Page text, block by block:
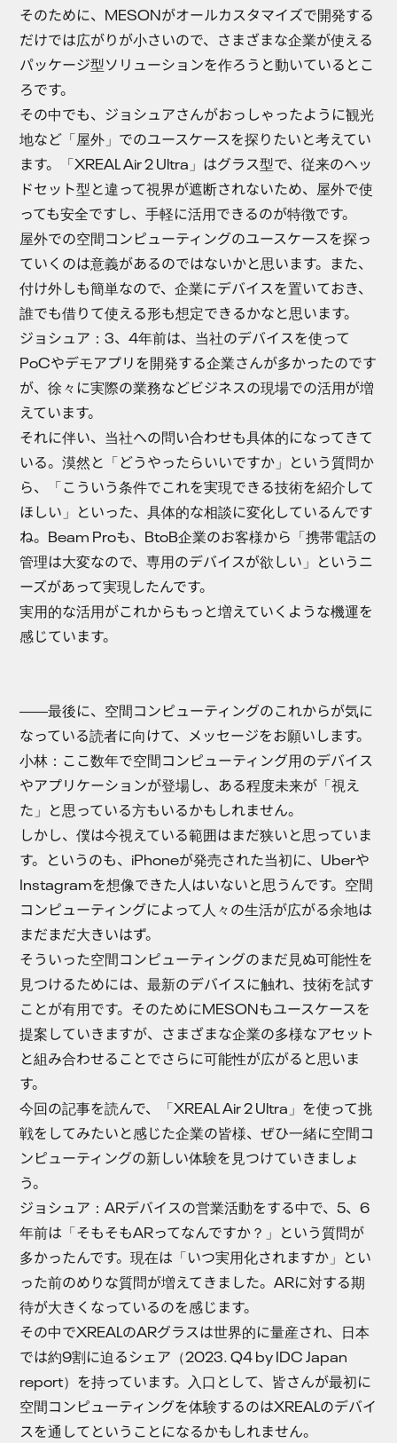
そのために、MESONがオールカスタマイズで開発する
だけでは広がりが小さいので、さまざまな企業が使える
パッケージ型ソリューションを作ろうと動いているとこ
ろです。
その中でも、ジョシュアさんがおっしゃったように観光
地など「屋外」でのユースケースを探りたいと考えてい
ます。「XREAL Air 2 Ultra」はグラス型で、従来のヘッ
ドセット型と違って視界が遮断されないため、屋外で使
っても安全ですし、手軽に活用できるのが特徴です。
屋外での空間コンピューティングのユースケースを探っ
ていくのは意義があるのではないかと思います。また、
付け外しも簡単なので、企業にデバイスを置いておき、
誰でも借りて使える形も想定できるかなと思います。
ジョシュア ：3、4年前は、当社のデバイスを使って
PoCやデモアプリを開発する企業さんが多かったのです
が、徐々に実際の業務などビジネスの現場での活用が増
えています。
それに伴い、当社への問い合わせも具体的になってきて
いる。漠然と「どうやったらいいですか」という質問か
ら、「こういう条件でこれを実現できる技術を紹介して
ほしい」といった、具体的な相談に変化しているんです
ね。Beam Proも、BtoB企業のお客様から「携帯電話の
管理は大変なので、専用のデバイスが欲しい」というニ
ーズがあって実現したんです。
実用的な活用がこれからもっと増えていくような機運を
感じています。
――最後に、空間コンピューティングのこれからが気に
なっている読者に向けて、メッセージをお願いします。
小林 ：ここ数年で空間コンピューティング用のデバイス
やアプリケーションが登場し、ある程度未来が「視え
た」と思っている方もいるかもしれません。
しかし、僕は今視えている範囲はまだ狭いと思っていま
す。というのも、iPhoneが発売された当初に、Uberや
Instagramを想像できた人はいないと思うんです。空間
コンピューティングによって人々の生活が広がる余地は
まだまだ大きいはず。
そういった空間コンピューティングのまだ見ぬ可能性を
見つけるためには、最新のデバイスに触れ、技術を試す
ことが有用です。そのためにMESONもユースケースを
提案していきますが、さまざまな企業の多様なアセット
と組み合わせることでさらに可能性が広がると思いま
す。
今回の記事を読んで、「XREAL Air 2 Ultra」を使って挑
戦をしてみたいと感じた企業の皆様、ぜひ一緒に空間コ
ンピューティングの新しい体験を見つけていきましょ
う。
ジョシュア ：ARデバイスの営業活動をする中で、5、6
年前は「そもそもARってなんですか？」という質問が
多かったんです。現在は「いつ実用化されますか」とい
った前のめりな質問が増えてきました。ARに対する期
待が大きくなっているのを感じます。
その中でXREALのARグラスは世界的に量産され、日本
では約9割に迫るシェア（2023. Q4 by IDC Japan
report）を持っています。入口として、皆さんが最初に
空間コンピューティングを体験するのはXREALのデバイ
スを通してということになるかもしれません。